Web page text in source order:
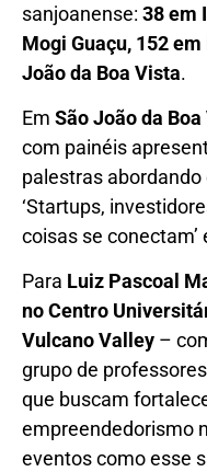
sanjoanense: 38 em
Mogi Guaçu, 152
João da Boa Vista.
Em São João da
com painéis
palestras
‘Startups,
coisas se conectam’
Para Luiz Pascoal
no Centro
Vulcano Valley –
grupo de
que buscam
empreendedorismo
eventos como esse